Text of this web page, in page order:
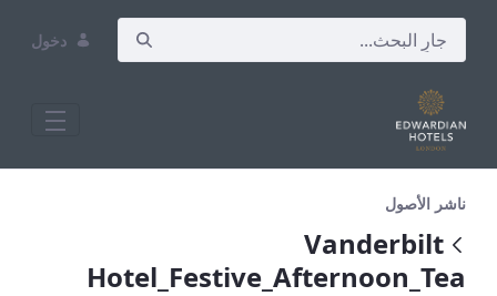
دخول
ناشر الأصول
Vanderbilt
Hotel_Festive_Afternoon_Tea